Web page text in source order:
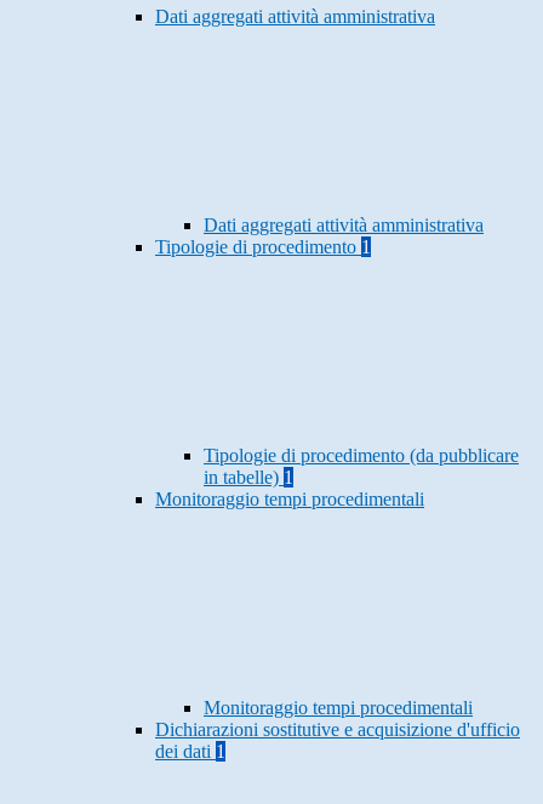
Dati aggregati attività amministrativa
Dati aggregati attività amministrativa
Tipologie di procedimento 1
Tipologie di procedimento (da pubblicare
in tabelle) 1
Monitoraggio tempi procedimentali
Monitoraggio tempi procedimentali
Dichiarazioni sostitutive e acquisizione d'ufficio
dei dati 1